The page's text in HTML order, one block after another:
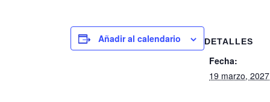
Añadir al calendario DETALLES
Fecha:
19 marzo, 2027